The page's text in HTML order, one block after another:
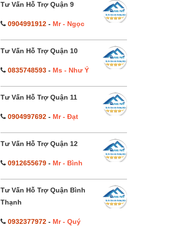
Tư Vấn Hỗ Trợ Quận 9
0904991912- Mr - Ngọc
Tư Vấn Hỗ Trợ Quận 10
0835748593- Ms - Như Ý
Tư Vấn Hỗ Trợ Quận 11
0904997692- Mr - Đạt
Tư Vấn Hỗ Trợ Quận 12
0912655679- Mr - Bình
Tư Vấn Hỗ Trợ Quận Bình
Thạnh
0932377972- Mr - Quý